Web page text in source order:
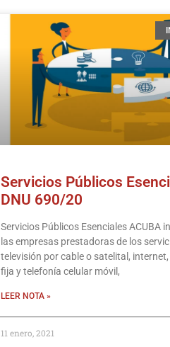
Servicios Públicos
DNU 690/20
Servicios Públicos Esenciales ACUBA
las empresas prestadoras de los
televisión por cable o satelital,
fija y telefonía celular móvil,
LEER NOTA »
11 enero, 2021